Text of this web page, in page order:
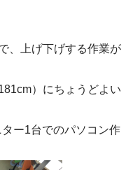
、上げ下げする作業が
）にちょうどよい
ー1台でのパソコン作